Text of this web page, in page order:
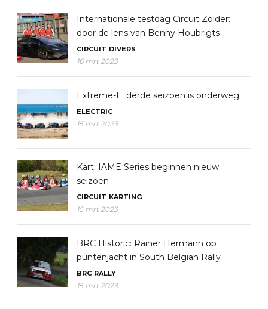
Internationale testdag Circuit Zolder:
door de lens van Benny Houbrigts
CIRCUIT DIVERS
16 mrt 2023
Extreme-E: derde seizoen is onderweg
ELECTRIC
15 mrt 2023
Kart: IAME Series beginnen nieuw
seizoen
CIRCUIT KARTING
15 mrt 2023
BRC Historic: Rainer Hermann op
puntenjacht in South Belgian Rally
BRC RALLY
15 mrt 2023